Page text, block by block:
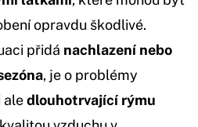
opravdu škodlivé.
přidá nachlazení nebo
, je o problémy
aledlouhotrvající rýmu